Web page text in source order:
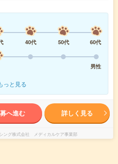
40代 50代
60代
男性
っと見る
へ進む 詳しく見る
ング株式会社 メディカルケア事業部